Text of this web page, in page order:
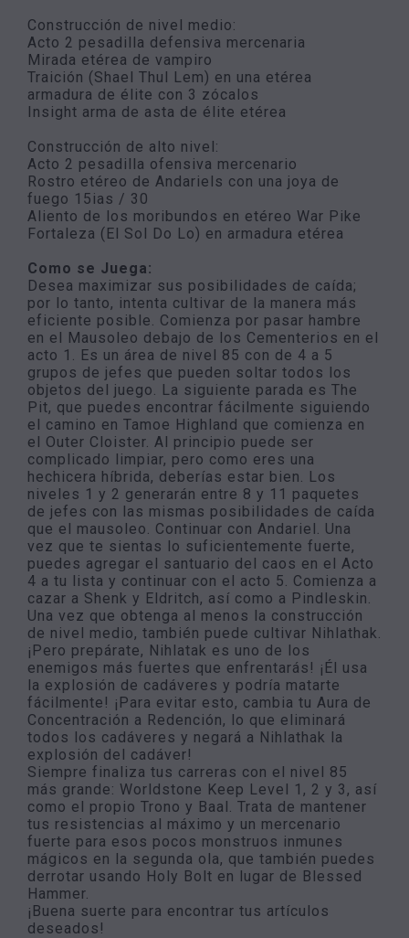
Construcción de nivel medio:
Acto 2 pesadilla defensiva mercenaria
Mirada etérea de vampiro
Traición (Shael Thul Lem) en una etérea
armadura de élite con 3 zócalos
Insight arma de asta de élite etérea
Construcción de alto nivel:
Acto 2 pesadilla ofensiva mercenario
Rostro etéreo de Andariels con una joya de
fuego 15ias / 30
Aliento de los moribundos en etéreo War Pike
Fortaleza (El Sol Do Lo) en armadura etérea
Como se Juega:
Desea maximizar sus posibilidades de caída;
por lo tanto, intenta cultivar de la manera más
eficiente posible. Comienza por pasar hambre
en el Mausoleo debajo de los Cementerios en el
acto 1. Es un área de nivel 85 con de 4 a 5
grupos de jefes que pueden soltar todos los
objetos del juego. La siguiente parada es The
Pit, que puedes encontrar fácilmente siguiendo
el camino en Tamoe Highland que comienza en
el Outer Cloister. Al principio puede ser
complicado limpiar, pero como eres una
hechicera híbrida, deberías estar bien. Los
niveles 1 y 2 generarán entre 8 y 11 paquetes
de jefes con las mismas posibilidades de caída
que el mausoleo. Continuar con Andariel. Una
vez que te sientas lo suficientemente fuerte,
puedes agregar el santuario del caos en el Acto
4 a tu lista y continuar con el acto 5. Comienza a
cazar a Shenk y Eldritch, así como a Pindleskin.
Una vez que obtenga al menos la construcción
de nivel medio, también puede cultivar Nihlathak.
¡Pero prepárate, Nihlatak es uno de los
enemigos más fuertes que enfrentarás! ¡Él usa
la explosión de cadáveres y podría matarte
fácilmente! ¡Para evitar esto, cambia tu Aura de
Concentración a Redención, lo que eliminará
todos los cadáveres y negará a Nihlathak la
explosión del cadáver!
Siempre finaliza tus carreras con el nivel 85
más grande: Worldstone Keep Level 1, 2 y 3, así
como el propio Trono y Baal. Trata de mantener
tus resistencias al máximo y un mercenario
fuerte para esos pocos monstruos inmunes
mágicos en la segunda ola, que también puedes
derrotar usando Holy Bolt en lugar de Blessed
Hammer.
¡Buena suerte para encontrar tus artículos
deseados!